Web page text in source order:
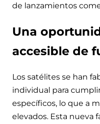
de lanzamientos
Una
accesible de
Los satélites se han
individual para
específicos, lo que a
elevados. Esta nueva